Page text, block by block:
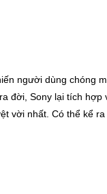
người dùng chóng
đời, Sony lại tích
vời nhất. Có thể kể